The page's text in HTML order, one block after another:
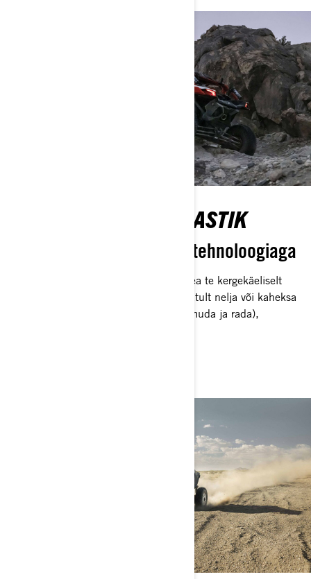
PURUSTA KIVINE MAASTIK
Tutvu Can-Am Smart-Lok tehnoloogiaga
Can-Am Smart-Lok tehnoloogiaga ei pea te kergekäeliselt
sõitma. Ületage iga pinnast enneolematult nelja või kaheksa
sõidurežiimiga (2x4, lukustatud 4x4, muda ja rada),